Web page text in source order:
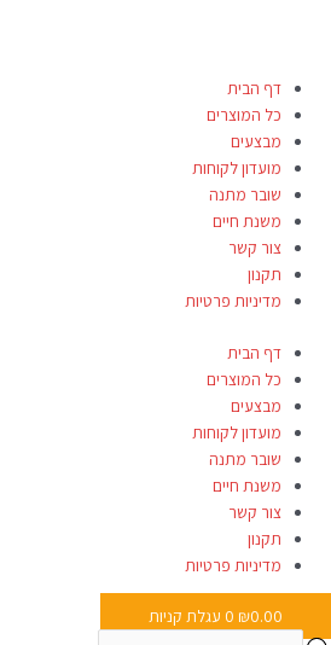
דף הבית
כל המוצרים
מבצעים
מועדון לקוחות
שובר מתנה
משנת חיים
צור קשר
תקנון
מדיניות פרטיות
דף הבית
כל המוצרים
מבצעים
מועדון לקוחות
שובר מתנה
משנת חיים
צור קשר
תקנון
מדיניות פרטיות
₪0.00
0 עגלת קניות